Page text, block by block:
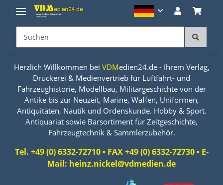
Herzlich Willkommen bei VDMedien24.de - Ihrem Verlag,
Druckerei & Medienvertrieb für Luftfahrt- und
Fahrzeughistorie, Modellbau, Militärgeschichte von der
Antike bis zur Neuzeit, Marine, Waffen, Uniformen,
Antiquitäten, Nautik und Ordenskunde. Hobby & Sport.
Antiquariat sowie Barsortiment für Zeitgeschichte,
Fahrzeugtechnik & Sammlerzubehör.
Tel. +49 (0) 6332-72710 • FAX +49 (0) 6332-72730 • E-
Mail: heinz.nickel@vdmedien.de